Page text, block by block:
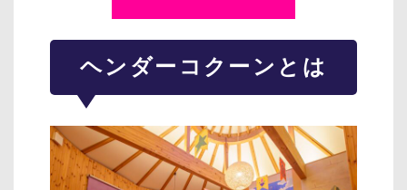
ヘンダーコクーンとは